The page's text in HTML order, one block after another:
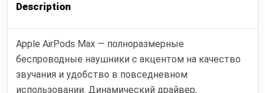
Description
Apple AirPods Max — полноразмерные
беспроводные наушники с акцентом на качество
звучания и удобство в повседневном
использовании. Динамический драйвер,